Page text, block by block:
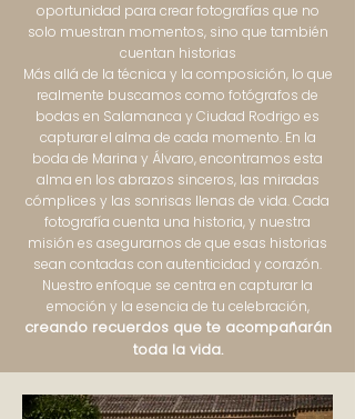
oportunidad para crear fotografías que no
solo muestran momentos, sino que también
cuentan historias
Más allá de la técnica y la composición, lo que
realmente buscamos como fotógrafos de
bodas en Salamanca y Ciudad Rodrigo es
capturar el alma de cada momento. En la
boda de Marina y Álvaro, encontramos esta
alma en los abrazos sinceros, las miradas
cómplices y las sonrisas llenas de vida. Cada
fotografía cuenta una historia, y nuestra
misión es asegurarnos de que esas historias
sean contadas con autenticidad y corazón.
Nuestro enfoque se centra en capturar la
emoción y la esencia de tu celebración,
creando recuerdos que te acompañarán
toda la vida.